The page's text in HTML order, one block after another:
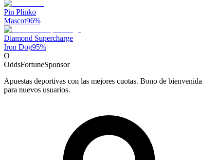
Pin Plinko
Mascot96%
Diamond Supercharge
Iron Dog95%
O
OddsFortuneSponsor
Apuestas deportivas con las mejores cuotas. Bono de bienvenida
para nuevos usuarios.